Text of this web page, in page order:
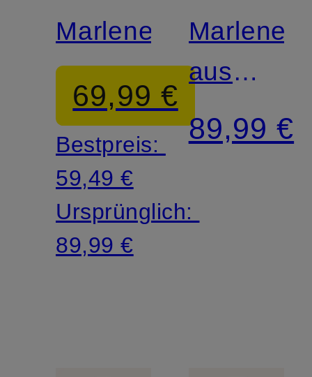
MORE
Marlenehose
69,99 €
Bestpreis:
59,49 €
Ursprünglich:
89,99 €
MORE
aus
Jersey
89,99 €